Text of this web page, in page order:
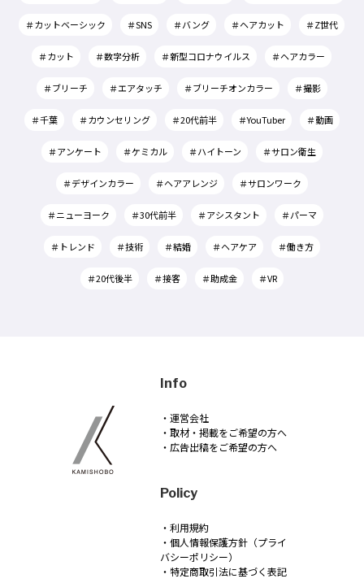
＃カットベーシック ＃SNS ＃バング ＃ヘアカット ＃Z世代
＃カット ＃数字分析 ＃新型コロナウイルス ＃ヘアカラー
＃ブリーチ ＃エアタッチ ＃ブリーチオンカラー ＃撮影
＃千葉 ＃カウンセリング ＃20代前半 ＃YouTuber ＃動画
＃アンケート ＃ケミカル ＃ハイトーン ＃サロン衛生
＃デザインカラー ＃ヘアアレンジ ＃サロンワーク
＃ニューヨーク ＃30代前半 ＃アシスタント ＃パーマ
＃トレンド ＃技術 ＃結婚 ＃ヘアケア ＃働き方
＃20代後半 ＃接客 ＃助成金 ＃VR
Info
・運営会社
・取材・掲載をご希望の方へ
・広告出稿をご希望の方へ
Policy
・利用規約
・個人情報保護方針（プライ
バシーポリシー）
・特定商取引法に基づく表記